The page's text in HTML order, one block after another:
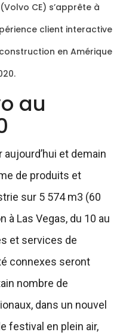
CE) s’apprête à
client interactive
en Amérique
au
et demain
de produits et
sur 5 574 m3 (60
à Las Vegas, du 10 au
et services de
connexes seront
nombre de
dans un nouvel
festival en plein air,